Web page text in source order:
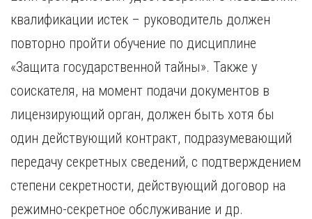
квалификации истек – руководитель должен
повторно пройти обучение по дисциплине
«Защита государственной тайны». Также у
соискателя, на момент подачи документов в
лицензирующий орган, должен быть хотя бы
один действующий контракт, подразумевающий
передачу секретных сведений, с подтверждением
степени секретности, действующий договор на
режимно-секретное обслуживание и др.